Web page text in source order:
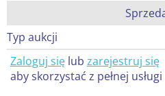
Typ aukcji
Zaloguj się lub zarejestruj się
aby skorzystać z pełnej usługi